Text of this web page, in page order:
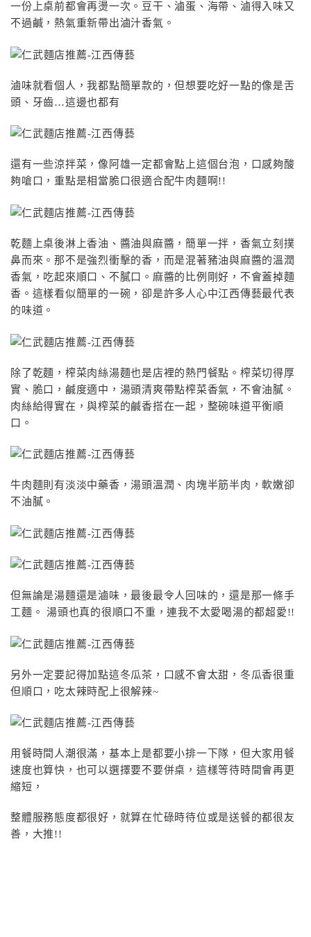
一份上桌前都會再燙一次。豆干、滷蛋、海帶、滷得入味又
不過鹹，熱氣重新帶出滷汁香氣。
滷味就看個人，我都點簡單款的，但想要吃好一點的像是舌
頭、牙齒…這邊也都有
還有一些涼拌菜，像阿雄一定都會點上這個台泡，口感夠酸
夠嗆口，重點是相當脆口很適合配牛肉麵啊!!
乾麵上桌後淋上香油、醬油與麻醬，簡單一拌，香氣立刻撲
鼻而來。那不是強烈衝擊的香，而是混著豬油與麻醬的溫潤
香氣，吃起來順口、不膩口。麻醬的比例剛好，不會蓋掉麵
香。這樣看似簡單的一碗，卻是許多人心中江西傳藝最代表
的味道。
除了乾麵，榨菜肉絲湯麵也是店裡的熱門餐點。榨菜切得厚
實、脆口，鹹度適中，湯頭清爽帶點榨菜香氣，不會油膩。
肉絲給得實在，與榨菜的鹹香搭在一起，整碗味道平衡順
口。
牛肉麵則有淡淡中藥香，湯頭溫潤、肉塊半筋半肉，軟嫩卻
不油膩。
但無論是湯麵還是滷味，最後最令人回味的，還是那一條手
工麵。 湯頭也真的很順口不重，連我不太愛喝湯的都超愛!!
另外一定要記得加點這冬瓜茶，口感不會太甜，冬瓜香很重
但順口，吃太辣時配上很解辣~
用餐時間人潮很滿，基本上是都要小排一下隊，但大家用餐
速度也算快，也可以選擇要不要併桌，這樣等待時間會再更
縮短，
整體服務態度都很好，就算在忙碌時待位或是送餐的都很友
善，大推!!